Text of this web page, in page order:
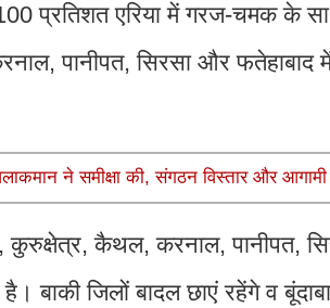
प्रतिशत एरिया में गरज-चमक के
पानीपत, सिरसा और फतेहाबाद में
ने समीक्षा की, संगठन विस्तार और
कुरुक्षेत्र, कैथल, करनाल, पानीपत,
है। बाकी जिलों बादल छाएं रहेंगे व